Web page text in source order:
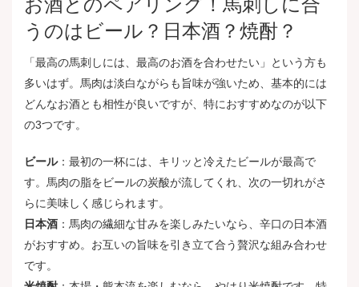
お酒とのペアリング！馬刺しに合
うのはビール？日本酒？焼酎？
「最高の馬刺しには、最高のお酒を合わせたい」という方も
多いはず。馬肉は淡白ながらも旨味が強いため、基本的には
どんなお酒とも相性が良いですが、特におすすめなのが以下
の3つです。
ビール：最初の一杯には、キリッと冷えたビールが最高で
す。馬肉の脂をビールの炭酸が流してくれ、次の一切れがさ
らに美味しく感じられます。
日本酒 ：馬肉の繊細な甘みを楽しみたいなら、辛口の日本酒
がおすすめ。お互いの旨味を引き立て合う贅沢な組み合わせ
です。